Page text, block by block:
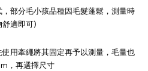
部分毛小孩品種因毛髮蓬鬆，測量時
舒適即可)
用牽繩將其固定再予以測量，毛量也
，再選擇尺寸